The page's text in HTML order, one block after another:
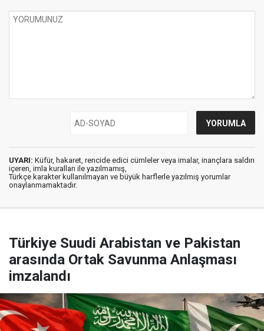
UYARI: Küfür, hakaret, rencide edici cümleler veya imalar, inançlara saldırı
içeren, imla kuralları ile yazılmamış,
Türkçe karakter kullanılmayan ve büyük harflerle yazılmış yorumlar
onaylanmamaktadır.
Türkiye Suudi Arabistan ve Pakistan
arasında Ortak Savunma Anlaşması
imzalandı